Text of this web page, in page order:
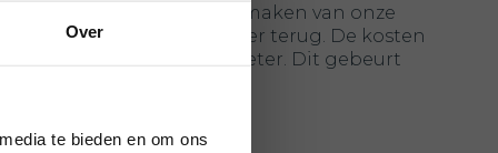
Over
te bieden en om ons
kun je gebruikmaken van onze
van de winterstalling weer terug. De kosten
€ 1,40 per gereden kilometer. Dit gebeurt